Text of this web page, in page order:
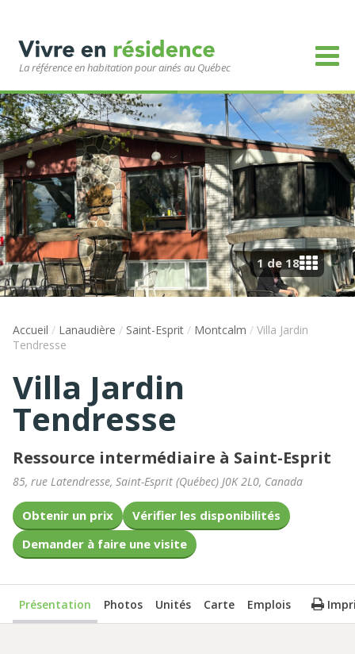
La référence en habitation pour ainés au Québec
1 de 18
Accueil / Lanaudière / Saint-Esprit / Montcalm / Villa Jardin
Tendresse
Villa Jardin
Tendresse
Ressource intermédiaire à Saint-Esprit
85, rue Latendresse, Saint-Esprit (Québec) J0K 2L0, Canada
Obtenir un prix
Vérifier les disponibilités
Demander à faire une visite
Présentation Photos Unités Carte Emplois